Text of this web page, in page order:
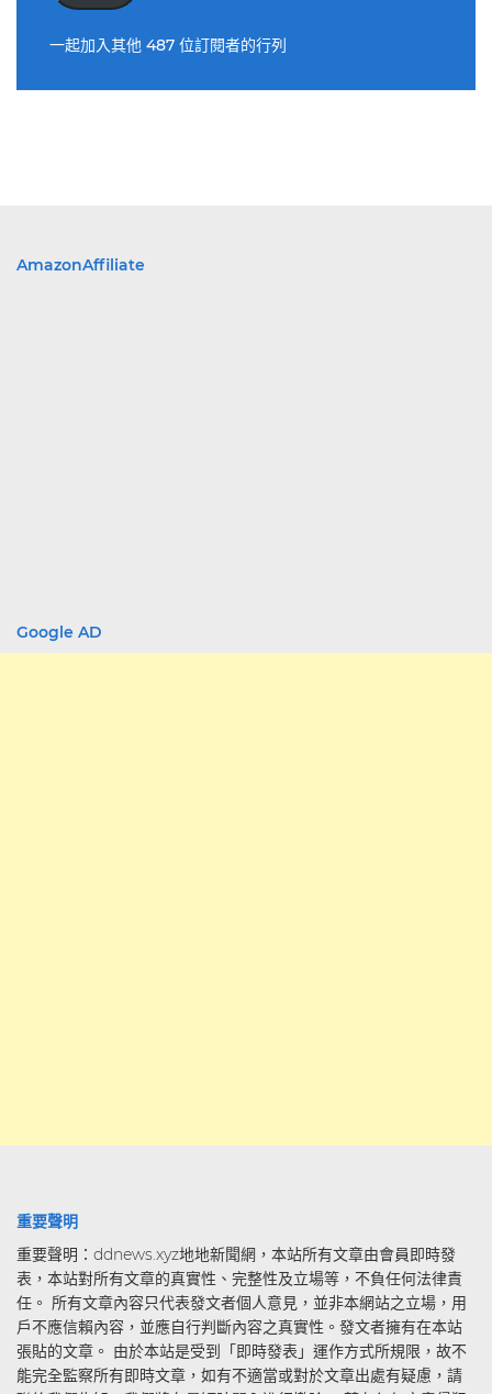
一起加入其他 487 位訂閱者的行列
AmazonAffiliate
Google AD
重要聲明
重要聲明：ddnews.xyz地地新聞網，本站所有文章由會員即時發
表，本站對所有文章的真實性、完整性及立場等，不負任何法律責
任。 所有文章內容只代表發文者個人意見，並非本網站之立場，用
戶不應信賴內容，並應自行判斷內容之真實性。發文者擁有在本站
張貼的文章。 由於本站是受到「即時發表」運作方式所規限，故不
能完全監察所有即時文章，如有不適當或對於文章出處有疑慮，請